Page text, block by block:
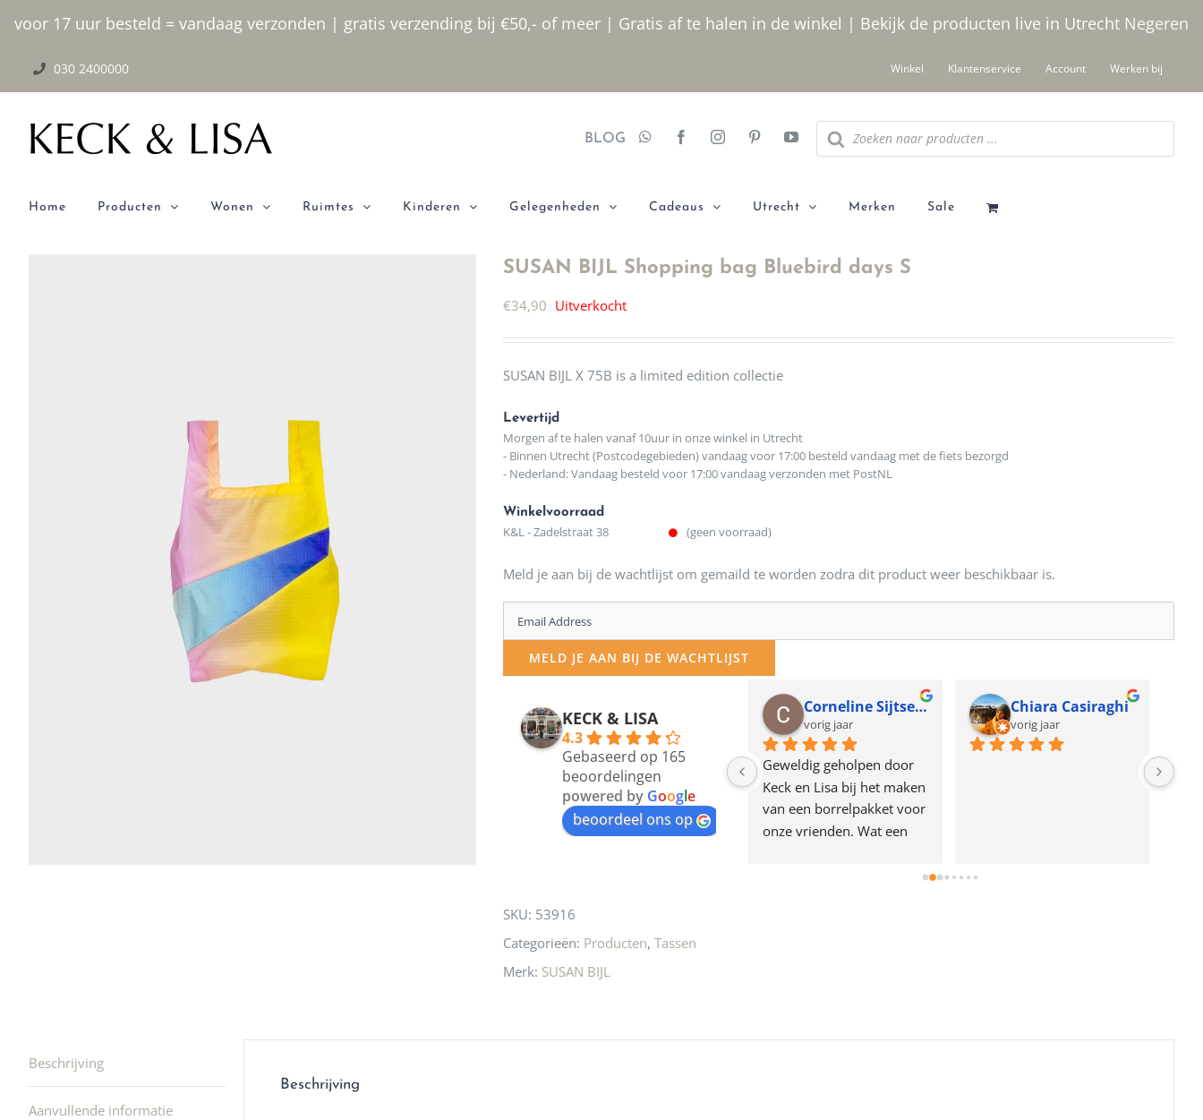
voor 17 uur besteld = vandaag verzonden | gratis verzending bij €50,- of meer | Gratis af te halen in de winkel | Bekijk de producten live in Utrecht Negeren
inhoud
030 2400000 Winkel Klantenservice Account Werken bij
BLOG
Producten
zoeken
Home Producten Wonen Ruimtes Kinderen Gelegenheden Cadeaus Utrecht Merken Sale
SUSAN BIJL Shopping bag Bluebird days S
€34,90 Uitverkocht
SUSAN BIJL X 75B is a limited edition collectie
Levertijd
Morgen af te halen vanaf 10uur in onze winkel in Utrecht
- Binnen Utrecht (Postcodegebieden) vandaag voor 17:00 besteld vandaag met de fiets bezorgd
- Nederland: Vandaag besteld voor 17:00 vandaag verzonden met PostNL
Winkelvoorraad
K&L - Zadelstraat 38 (geen voorraad)
Meld je aan bij de wachtlijst om gemaild te worden zodra dit product weer beschikbaar is.
Enter
your
email
MELD JE AAN BIJ DE WACHTLIJST
KECK & LISA
4.3
Gebaseerd op 165
beoordelingen
powered by Google
beoordeel ons op
ook heel aardig en gezellig
12 maanden geleden
Waarom in hemelsnaam
de woonwinkel op de
klippen  laten lopen? Waar
moeten nu de design
Corneline Sijtsema
vorig jaar
Geweldig geholpen door
Keck en Lisa bij het maken
van een borrelpakket voor
onze vrienden. Wat een
Chiara Casiraghi
vorig jaar
SKU: 53916
Categorieën: Producten, Tassen
Merk: SUSAN BIJL
Beschrijving
Aanvullende informatie
Beschrijving